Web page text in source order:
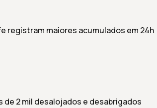
registram maiores acumulados em 24h
de 2 mil desalojados e desabrigados